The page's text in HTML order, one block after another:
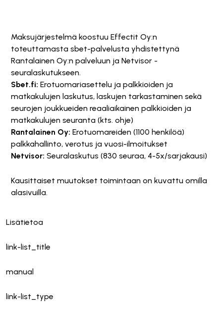
Maksujärjestelmä koostuu Effectit Oy:n
toteuttamasta sbet-palvelusta yhdistettynä
Rantalainen Oy:n palveluun ja Netvisor -
seuralaskutukseen.
Sbet.fi: Erotuomariasettelu ja palkkioiden ja
matkakulujen laskutus, laskujen tarkastaminen sekä
seurojen joukkueiden reaaliaikainen palkkioiden ja
matkakulujen seuranta (kts. ohje)
Rantalainen Oy: Erotuomareiden (1100 henkilöä)
palkkahallinto, verotus ja vuosi-ilmoitukset
Netvisor: Seuralaskutus (830 seuraa, 4-5x/sarjakausi)
Kausittaiset muutokset toimintaan on kuvattu omilla
alasivuilla.
Lisätietoa
link-list_title
manual
link-list_type